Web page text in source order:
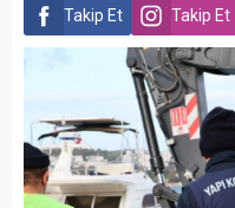
Takip Et Takip Et